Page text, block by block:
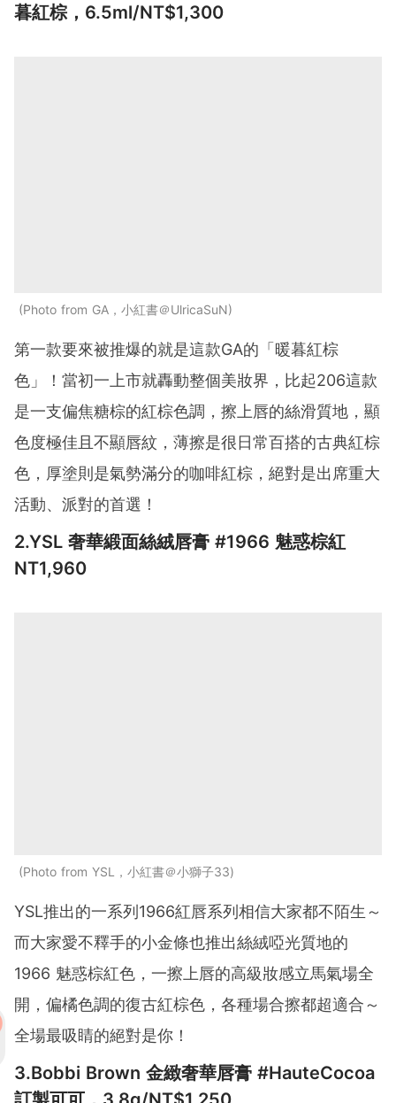
暮紅棕，6.5ml/NT$1,300
Photo from GA，小紅書＠UlricaSuN
第一款要來被推爆的就是這款GA的「暖暮紅棕
色」！當初一上市就轟動整個美妝界，比起206這款
是一支偏焦糖棕的紅棕色調，擦上唇的絲滑質地，顯
色度極佳且不顯唇紋，薄擦是很日常百搭的古典紅棕
色，厚塗則是氣勢滿分的咖啡紅棕，絕對是出席重大
活動、派對的首選！
2.YSL 奢華緞面絲絨唇膏 #1966 魅惑棕紅
NT1,960
Photo from YSL，小紅書＠小獅子33
YSL推出的一系列1966紅唇系列相信大家都不陌生～
而大家愛不釋手的小金條也推出絲絨啞光質地的
1966 魅惑棕紅色，一擦上唇的高級妝感立馬氣場全
開，偏橘色調的復古紅棕色，各種場合擦都超適合～
全場最吸睛的絕對是你！
3.Bobbi Brown 金緻奢華唇膏 #HauteCocoa